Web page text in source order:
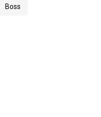
50513240
Boss